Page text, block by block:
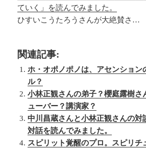
ていく」を読んでみました。
ひすいこうたろうさんが大絶賛さ…
関連記事:
ホ・オポノポノは、アセンション
ル？
小林正観さんの弟子？櫻庭露樹さ
ューバー？講演家？
中川昌蔵さんと小林正観さんの対
対話を読んでみました。
スピリット覚醒のプロ。スピリチ